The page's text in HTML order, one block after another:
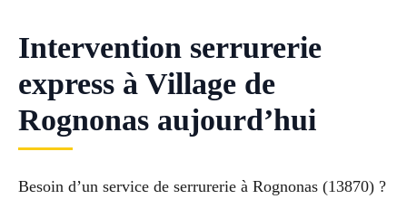
Intervention serrurerie
express à Village de
Rognonas aujourd’hui
Besoin d’un service de serrurerie à Rognonas (13870) ?